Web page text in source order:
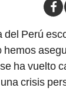
del Perú
hemos
ha vuelto
crisis